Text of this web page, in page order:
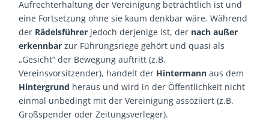
Aufrechterhaltung der Vereinigung beträchtlich ist und
eine Fortsetzung ohne sie kaum denkbar wäre. Während
der Rädelsführer jedoch derjenige ist, der nach außer
erkennbar zur Führungsriege gehört und quasi als
„Gesicht“ der Bewegung auftritt (z.B.
Vereinsvorsitzender), handelt der Hintermann aus dem
Hintergrund heraus und wird in der Öffentlichkeit nicht
einmal unbedingt mit der Vereinigung assoziiert (z.B.
Großspender oder Zeitungsverleger).